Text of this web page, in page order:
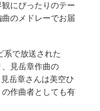
にぴったりのテー
のメドレーでお届
系で放送された
、見岳章作曲の
岳章さんは美空ひ
作曲者としても有